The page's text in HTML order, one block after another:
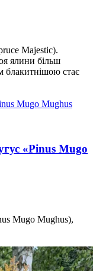
Majestic).
ялини більш
блакитнішою стає
«Pinus Mugo
Mugo Mughus),